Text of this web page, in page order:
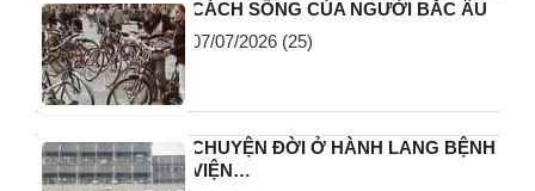
CÁCH SỐNG CỦA NGƯỜI BẮC ÂU
07/07/2026 (25)
CHUYỆN ĐỜI Ở HÀNH LANG BỆNH
VIỆN…